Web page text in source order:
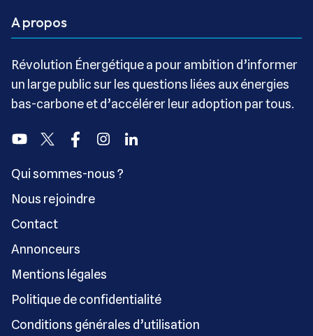
A propos
Révolution Énergétique a pour ambition d’informer
un large public sur les questions liées aux énergies
bas-carbone et d’accélérer leur adoption par tous.
YoutubeTwitter FacebookInstagramLinkedin
Qui sommes-nous ?
Nous rejoindre
Contact
Annonceurs
Mentions légales
Politique de confidentialité
Conditions générales d’utilisation